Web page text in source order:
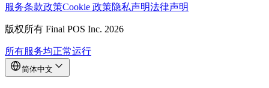
服务条款政策Cookie 政策隐私声明法律声明
版权所有 Final POS Inc. 2026
所有服务均正常运行
简体中文